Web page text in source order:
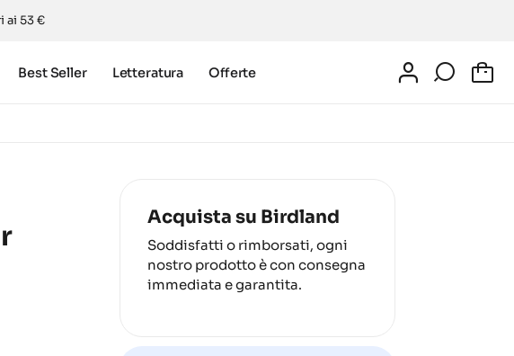
ai 53 €
Best Seller Letteratura Offerte
Acquista su Birdland
Soddisfatti o rimborsati, ogni
nostro prodotto è con consegna
immediata e garantita.